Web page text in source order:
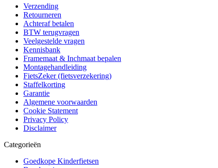
Verzending
Retourneren
Achteraf betalen
BTW terugvragen
Veelgestelde vragen
Kennisbank
Framemaat & Inchmaat bepalen
Montagehandleiding
FietsZeker (fietsverzekering)
Staffelkorting
Garantie
Algemene voorwaarden
Cookie Statement
Privacy Policy
Disclaimer
Categorieën
Goedkope Kinderfietsen